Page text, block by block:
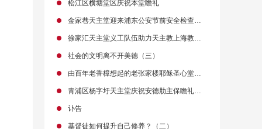
松江区横塘堂区庆祝本堂瞻礼
金家巷天主堂迎来浦东公安节前安全检查…
徐家汇天主堂义工队伍助力天主教上海教…
社会的文明离不开美德（三）
由百年老香樟想起的老张家楼耶稣圣心堂…
青浦区杨字圩天主堂庆祝安德肋主保瞻礼…
讣告
基督徒如何提升自己修养？（二）